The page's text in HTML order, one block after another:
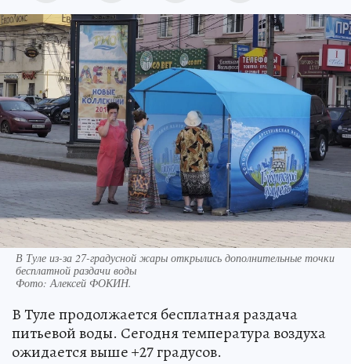
В Туле из-за 27-градусной жары открылись дополнительные точки
бесплатной раздачи воды
Фото:Алексей ФОКИН.
В Туле продолжается бесплатная раздача
питьевой воды. Сегодня температура воздуха
ожидается выше +27 градусов.